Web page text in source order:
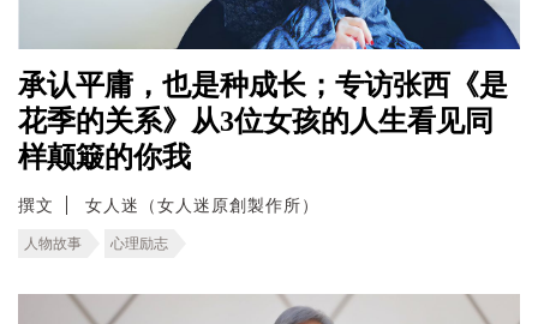
承认平庸，也是种成长；专访张西《是
花季的关系》从3位女孩的人生看见同
样颠簸的你我
撰文 女人迷（女人迷原創製作所）
人物故事 心理励志